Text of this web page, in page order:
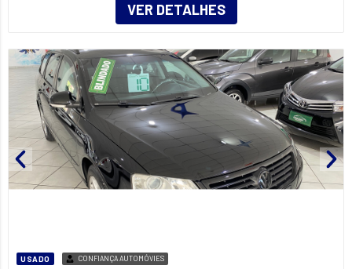
VER DETALHES
USADO CONFIANÇA AUTOMÓVIES